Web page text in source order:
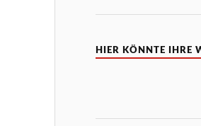
HIER KÖNNTE IHRE